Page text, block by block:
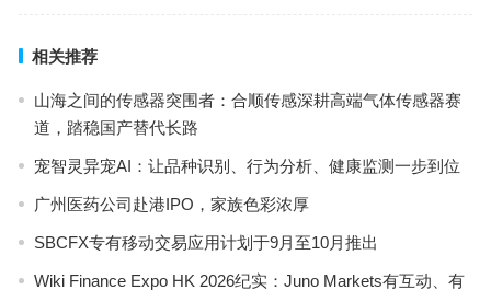
相关推荐
山海之间的传感器突围者：合顺传感深耕高端气体传感器赛
道，踏稳国产替代长路
宠智灵异宠AI：让品种识别、行为分析、健康监测一步到位
广州医药公司赴港IPO，家族色彩浓厚
SBCFX专有移动交易应用计划于9月至10月推出
Wiki Finance Expo HK 2026纪实：Juno Markets有互动、有